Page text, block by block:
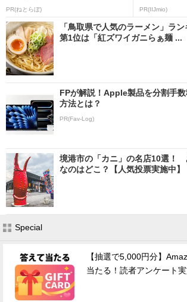
PR(ねとらぼ) PR(IIJmio)
「鳥取県で人気のラーメン」ラ
第1位は「紅ズワイガニらぁ麺 ...
FPが解説！Apple製品を分割手
方法とは？
PR(Fav-Log)
境港市の「カニ」の名店10選！
なのはどこ？【人気投票実施中】
Special
【抽選で5,000円分】
当たる！読者アンケート